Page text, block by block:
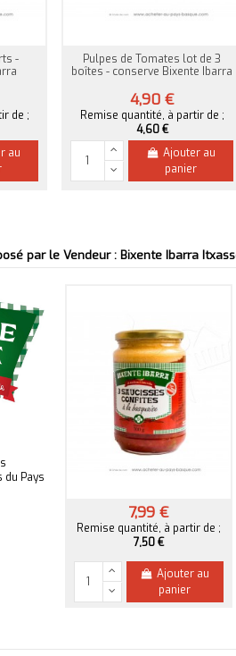
-
de ;
au
Pulpes de Tomates lot de 3
boîtes - conserve Bixente Ibarra
4,90 €
Remise quantité, à partir de ;
4,60 €
Ajouter au
panier
par le Vendeur : Bixente Ibarra
Pays
3 saucisses confites à la Basquaise
700g
7,99 €
Remise quantité, à partir de ;
7,50 €
Ajouter au
panier